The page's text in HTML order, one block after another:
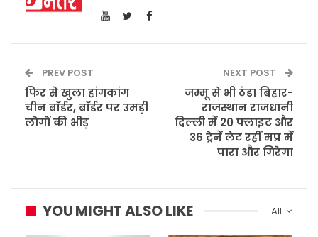
PREV POST
फिर से खुला हांगकांग
चीन बॉर्डर, बॉर्डर पर उमड़ी
लोगों की भीड़
NEXT POST
जम्मू से भी ठंडा बिहार-
राजस्थान राजधानी
दिल्ली में 20 फ्लाइट और
36 ट्रेनें लेट रहीं मप्र में
पारा और गिरेगा
All
YOU MIGHT ALSO LIKE